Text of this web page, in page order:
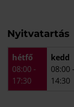
Nyitvatartás
hétfő
08:00 -
17:30
kedd
08:00 -
14:30